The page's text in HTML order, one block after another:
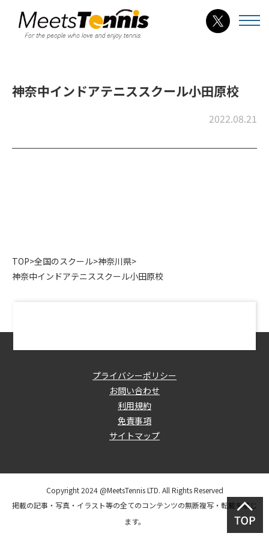
神奈中インドアテニススクール小田原校
2022.08.21
TOP>全国のスクール>神奈川県>
神奈中インドアテニススクール小田原校
プライバシーポリシー
お問い合わせ
利用規約
免責事項
サイトマップ
Copyright 2024 @MeetsTennis LTD. All Rights Reserved
掲載の記事・写真・イラスト等の全てのコンテンツの無断複写・転載を禁じ
ます。